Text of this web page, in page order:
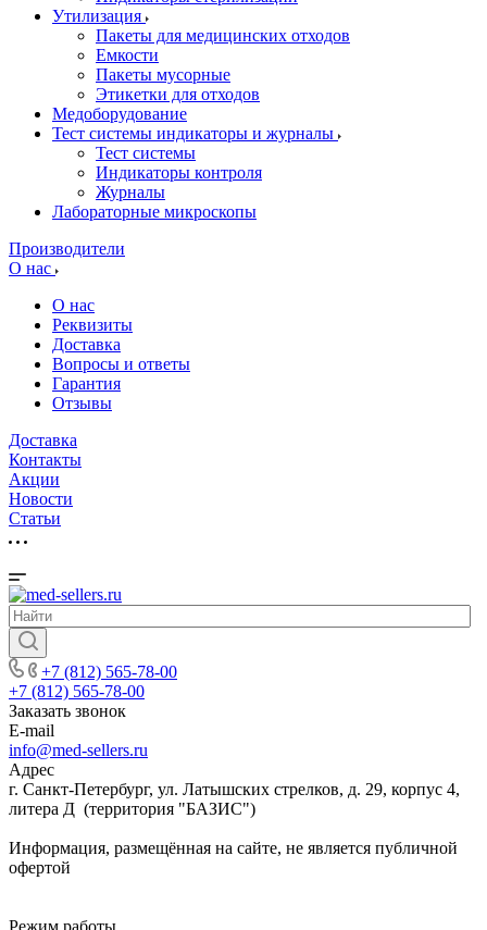
Утилизация
Пакеты для медицинских отходов
Емкости
Пакеты мусорные
Этикетки для отходов
Медоборудование
Тест системы индикаторы и журналы
Тест системы
Индикаторы контроля
Журналы
Лабораторные микроскопы
Производители
О нас
О нас
Реквизиты
Доставка
Вопросы и ответы
Гарантия
Отзывы
Доставка
Контакты
Акции
Новости
Cтатьи
+7 (812) 565-78-00
+7 (812) 565-78-00
Заказать звонок
E-mail
info@med-sellers.ru
Адрес
г. Санкт-Петербург, ул. Латышских стрелков, д. 29, корпус 4,
литера Д (территория "БАЗИС")
Информация, размещённая на сайте, не является публичной
офертой
Режим работы